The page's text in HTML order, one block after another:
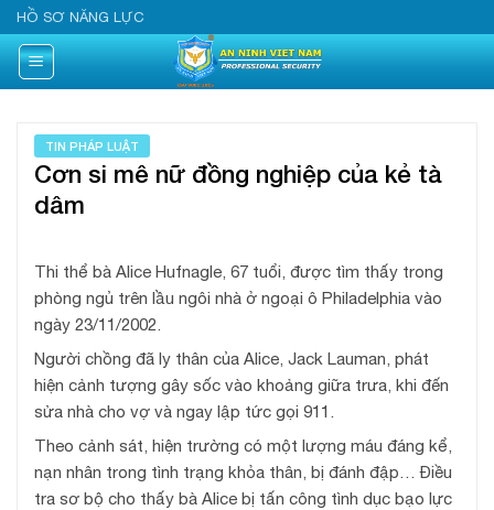
Skip
to
content
HỒ SƠ NĂNG LỰC
TIN PHÁP LUẬT
Cơn si mê nữ đồng nghiệp của kẻ tà
dâm
Thi thể bà Alice Hufnagle, 67 tuổi, được tìm thấy trong
phòng ngủ trên lầu ngôi nhà ở ngoại ô Philadelphia vào
ngày 23/11/2002.
Người chồng đã ly thân của Alice, Jack Lauman, phát
hiện cảnh tượng gây sốc vào khoảng giữa trưa, khi đến
sửa nhà cho vợ và ngay lập tức gọi 911.
Theo cảnh sát, hiện trường có một lượng máu đáng kể,
nạn nhân trong tình trạng khỏa thân, bị đánh đập… Điều
tra sơ bộ cho thấy bà Alice bị tấn công tình dục bạo lực